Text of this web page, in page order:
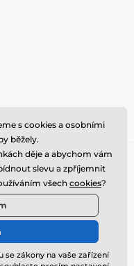
s cookies a osobními
běžely.
děje a abychom vám
slevu a zpříjemnit
všech cookies?
zákony na vaše zařízení